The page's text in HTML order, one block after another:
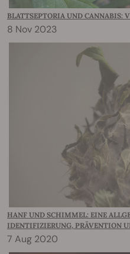
BLATTSEPTORIA UND CANNABIS:
8 Nov 2023
HANF UND SCHIMMEL: EINE
IDENTIFIZIERUNG, PRÄVENTION
7 Aug 2020